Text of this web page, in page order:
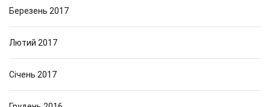
Березень 2017
Лютий 2017
Січень 2017